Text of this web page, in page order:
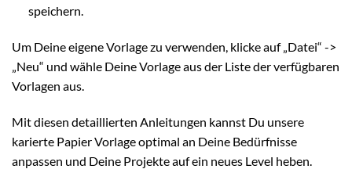
speichern.
Um Deine eigene Vorlage zu verwenden, klicke auf „Datei“ ->
„Neu“ und wähle Deine Vorlage aus der Liste der verfügbaren
Vorlagen aus.
Mit diesen detaillierten Anleitungen kannst Du unsere
karierte Papier Vorlage optimal an Deine Bedürfnisse
anpassen und Deine Projekte auf ein neues Level heben.